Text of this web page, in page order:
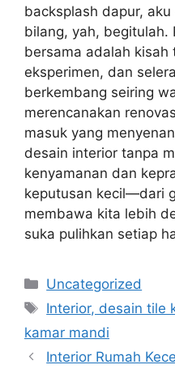
backsplash dapur,
bilang, yah, begitulah.
bersama adalah kisah
eksperimen, dan
berkembang seiring
merencanakan
masuk yang
desain interior tanpa
kenyamanan dan
keputusan kecil—dari
membawa kita lebih
suka pulihkan setiap
Categories
Uncategorized
Tags
Interior, desain tile
kamar mandi
Interior Rumah